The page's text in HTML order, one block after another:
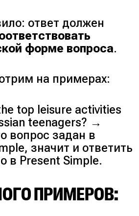
ответ должен
форме вопроса.
на примерах:
top leisure activities
teenagers? →
вопрос задан в
значит и ответить
в Present Simple.
ПРИМЕРОВ: